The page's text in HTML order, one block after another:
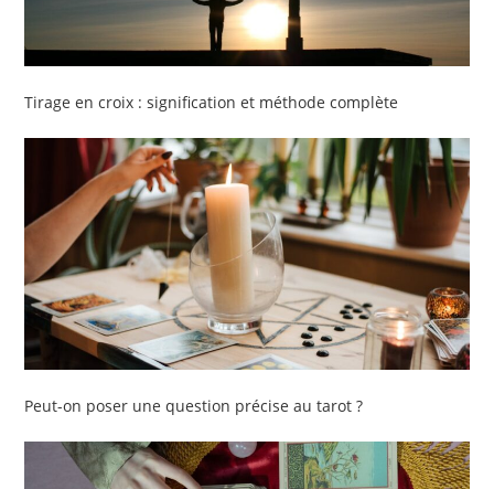
Tirage en croix : signification et méthode complète
Peut-on poser une question précise au tarot ?